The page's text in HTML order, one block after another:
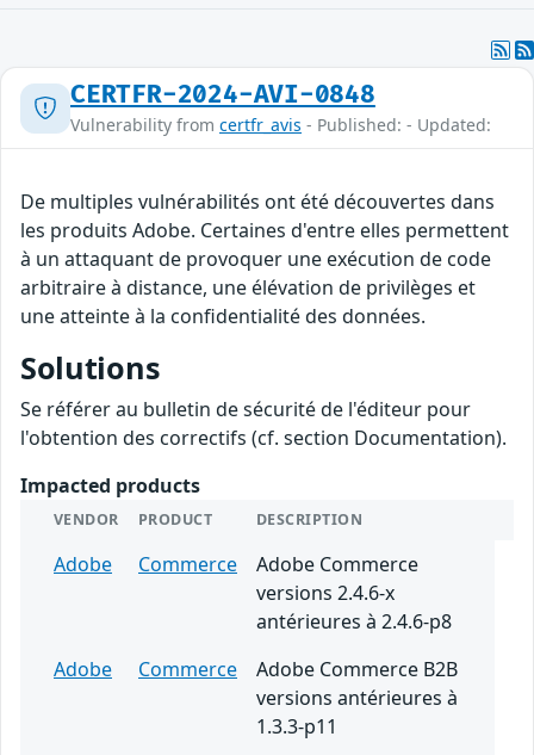
CERTFR-2024-AVI-0848
Vulnerability from certfr_avis - Published: - Updated:
De multiples vulnérabilités ont été découvertes dans
les produits Adobe. Certaines d'entre elles permettent
à un attaquant de provoquer une exécution de code
arbitraire à distance, une élévation de privilèges et
une atteinte à la confidentialité des données.
Solutions
Se référer au bulletin de sécurité de l'éditeur pour
l'obtention des correctifs (cf. section Documentation).
Impacted products
VENDOR PRODUCT DESCRIPTION
Adobe Commerce
Adobe Commerce
versions 2.4.6-x
antérieures à 2.4.6-p8
Adobe
Commerce
Adobe Commerce B2B
versions antérieures à
1.3.3-p11